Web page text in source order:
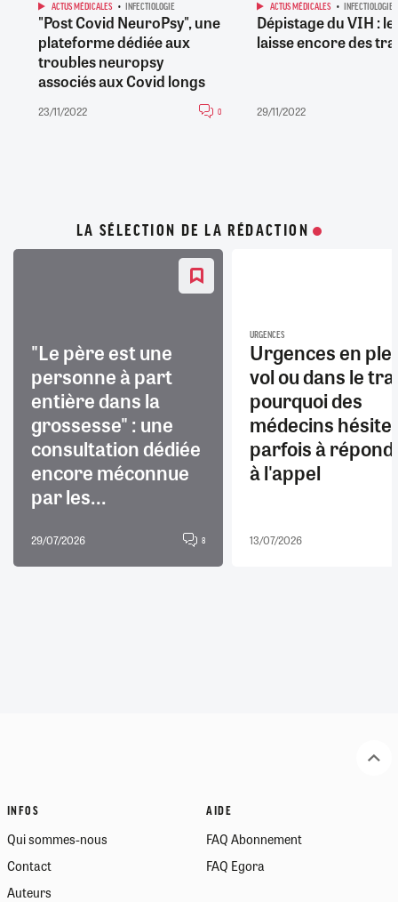
ACTUS MÉDICALES INFECTIOLOGIE
"Post Covid NeuroPsy", une
plateforme dédiée aux
troubles neuropsy
associés aux Covid longs
23/11/2022 0
ACTUS MÉDICALES INFECTIOLOGIE
Dépistage du VIH :
laisse encore des
29/11/2022
LA SÉLECTION DE LA RÉDACTION
"Le père est une
personne à part
entière dans la
grossesse" : une
consultation dédiée
encore méconnue
par les...
29/07/2026 8
URGENCES
Urgences en
vol ou dans le
pourquoi des
médecins
parfois à
à l'appel
13/07/2026
INFOS
Qui sommes-nous
Contact
Auteurs
AIDE
FAQ Abonnement
FAQ Egora